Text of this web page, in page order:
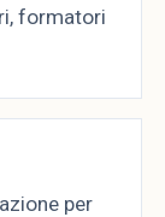
formatori
per